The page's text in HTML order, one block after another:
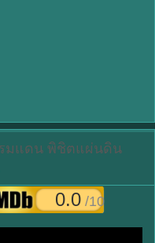
มแดน พิชิตแผ่นดิน
0.0 /10